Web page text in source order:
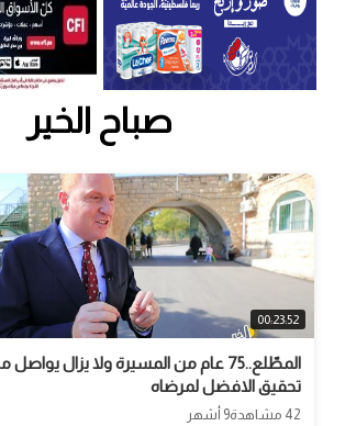
صباح الخير
00:23:52
المطّلع..75 عام من المسيرة ولا يزال
تحقيق الافضل لمرضاه
42 مشاهدة 9 أشهر